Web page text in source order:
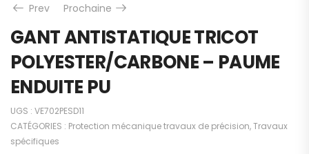
Prev
Prochaine
GANT ANTISTATIQUE TRICOT
POLYESTER/CARBONE – PAUME
ENDUITE PU
UGS : VE702PESD11
CATÉGORIES : Protection mécanique travaux de précision,Travaux
spécifiques